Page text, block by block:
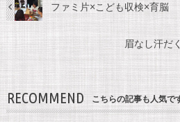
ファミ片×こども収検×育脳
眉なし汗だ
RECOMMEND こちらの記事も人気で